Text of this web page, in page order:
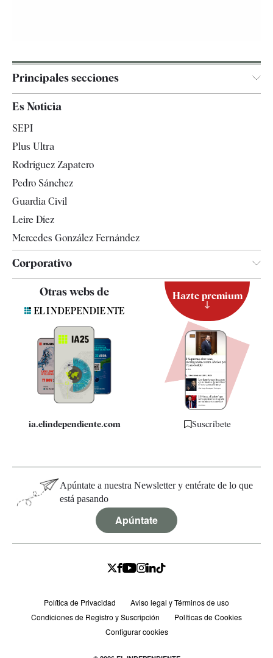
Principales secciones
España
Televisión
Es Noticia
SEPI
Plus Ultra
Rodríguez Zapatero
Pedro Sánchez
Guardia Civil
Leire Díez
Mercedes González Fernández
Corporativo
Contacto
Quiénes somos
Especificaciones
Otras webs de
ia.elindependiente.com
Hazte premium
Suscríbete
Apúntate a nuestra Newsletter y entérate de lo que
está pasando
Apúntate
Política de Privacidad
Aviso legal y Términos de uso
Condiciones de Registro y Suscripción
Políticas de Cookies
Configurar cookies